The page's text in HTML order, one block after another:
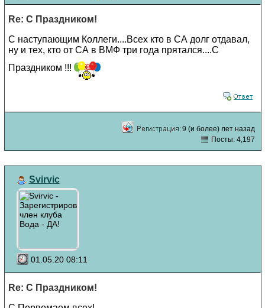
Re: С Праздником!
С наступающим Коллеги....Всех кто в СА долг отдавал,
ну и тех, кто от СА в ВМФ три года прятался....С
Праздником !!!
9 (и более) лет назад
Посты: 4,197
Svirvic
01.05.20 08:11
Re: С Праздником!